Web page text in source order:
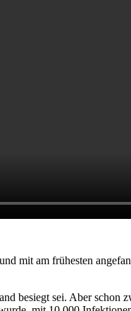
mit am frühesten
besiegt sei. Aber schon